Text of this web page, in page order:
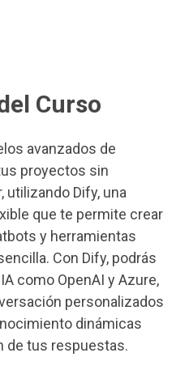
Curso
avanzados de
proyectos sin
utilizando Dify, una
que te permite crear
y herramientas
Con Dify, podrás
como OpenAI y Azure,
personalizados
dinámicas
de tus respuestas.